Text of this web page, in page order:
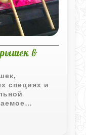
в
специях и
соусами